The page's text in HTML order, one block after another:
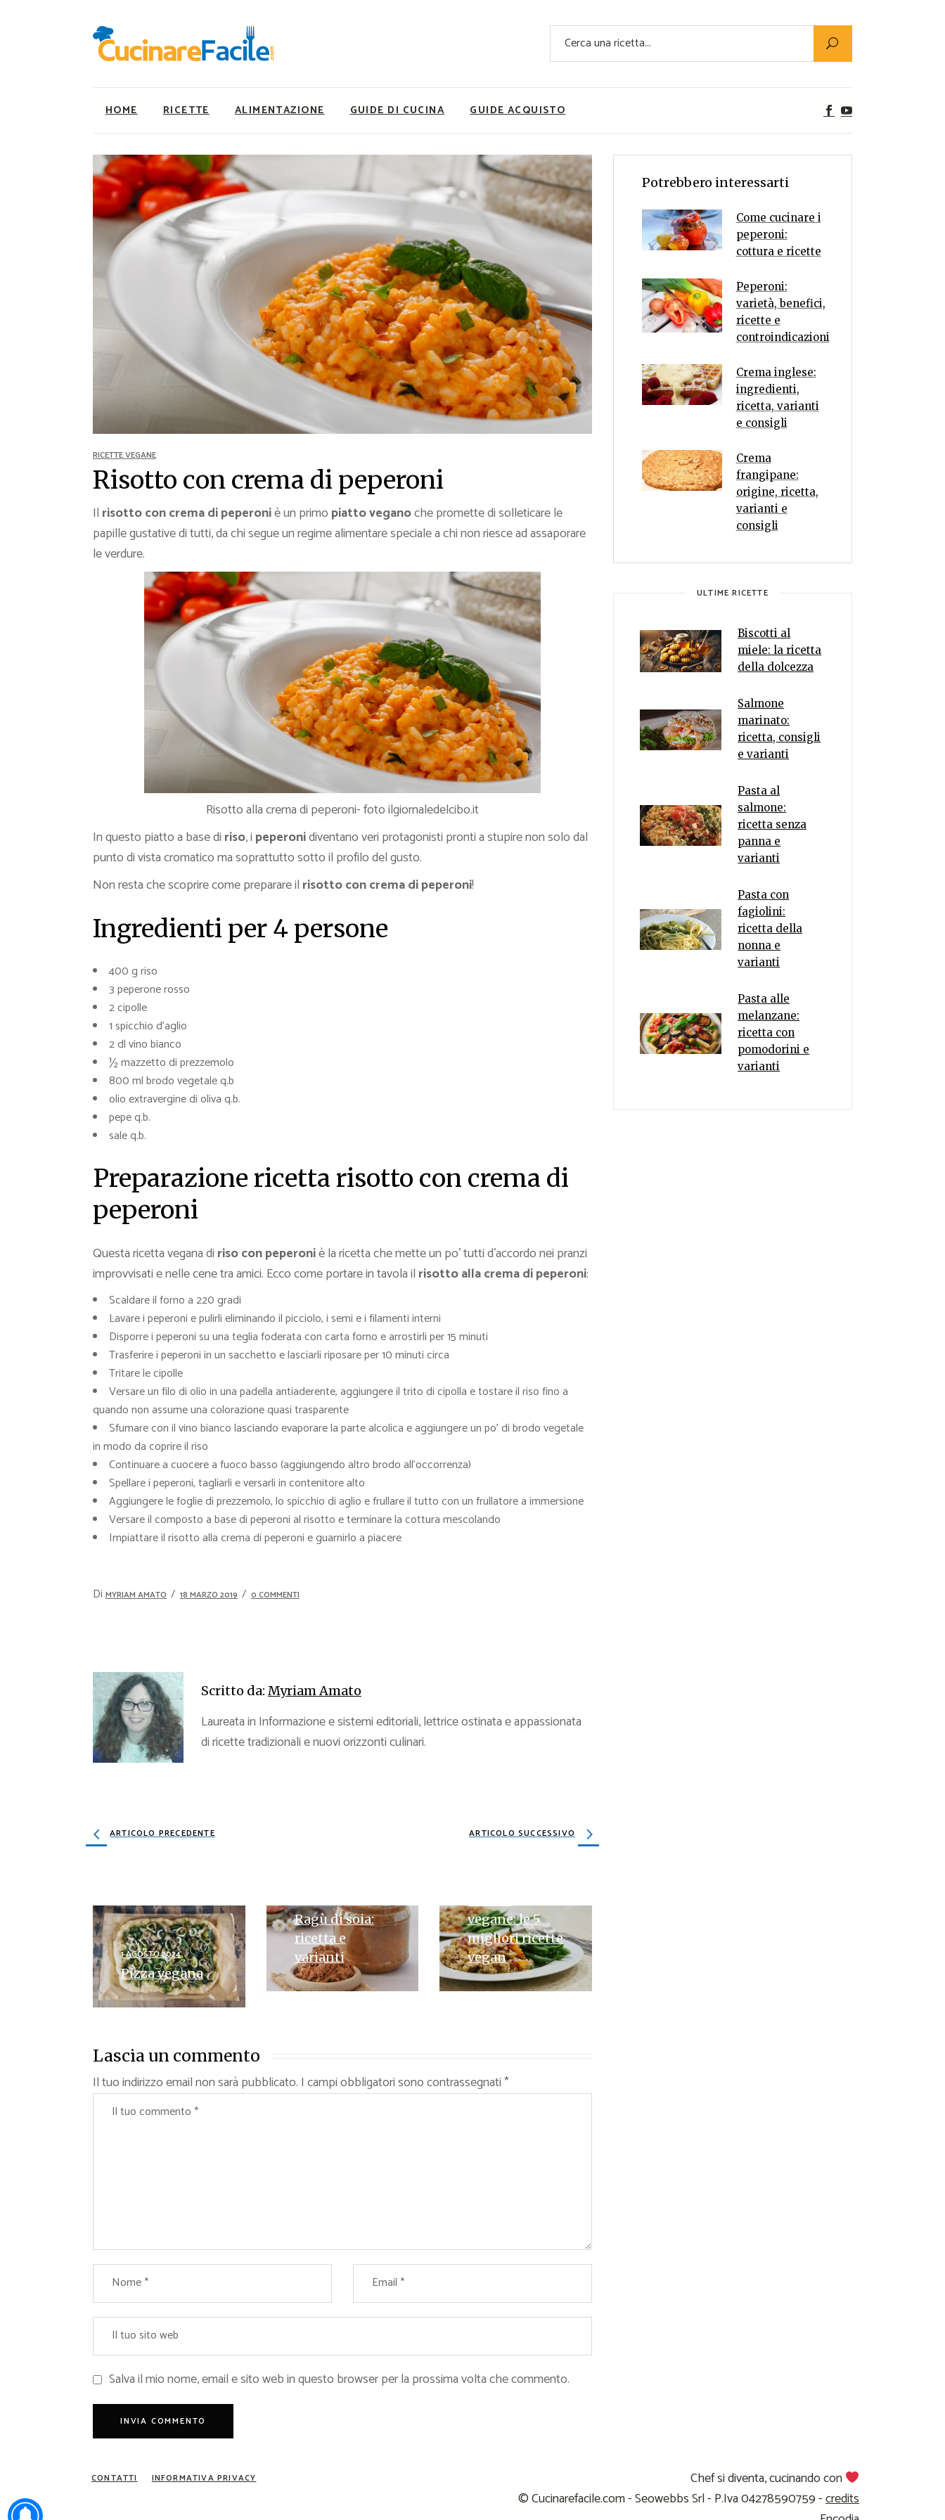
Cerca
HOME RICETTE
Ricette Facili e Veloci
Ricette Primi Piatti
Ricette Antipasti
Ricette Dolci
Ricette Carne
Ricette Secondi
Ricette Pizze e Rustici
Ricette Contorni
Ricette Piatti unici
Ricette Pesce
Video Ricette
Ricette per Ingrediente
ALIMENTAZIONE
Utility
Super Alimenti
Nutrizionista a tavola
Ricette Vegetariane
Ricette Vegane
GUIDE DI CUCINA GUIDE ACQUISTO
Ricette Facili e Veloci
Ricette Primi Piatti
Ricette Dolci
Ricette Carne
Ricette Secondi
Ricette Pizze e Rustici
Ricette Contorni
Ricette Piatti unici
Ricette Pesce
Ricette per Ingrediente
Utility
Super Alimenti
Ricette Vegetariane
Rumors
RICETTE VEGANE
Risotto con crema di peperoni
Il risotto con crema di peperoniè un primo piatto veganoche promette di solleticare le
papille gustative di tutti, da chi segue un regime alimentare speciale a chi non riesce ad assaporare
le verdure.
Risotto alla crema di peperoni- foto ilgiornaledelcibo.it
In questo piatto a base di riso, i peperonidiventano veri protagonisti pronti a stupire non solo dal
punto di vista cromatico ma soprattutto sotto il profilo del gusto.
Non resta che scoprire come preparare il risotto con crema di peperoni!
Ingredienti per 4 persone
400 g riso
3 peperone rosso
2 cipolle
1 spicchio d’aglio
2 dl vino bianco
½ mazzetto di prezzemolo
800 ml brodo vegetale q.b
olio extravergine di oliva q.b.
pepe q.b.
sale q.b.
Preparazione ricetta risotto con crema di
peperoni
Questa ricetta vegana di riso con peperoniè la ricetta che mette un po’ tutti d’accordo nei pranzi
improvvisati e nelle cene tra amici. Ecco come portare in tavola il risotto alla crema di peperoni:
Scaldare il forno a 220 gradi
Lavare i peperoni e pulirli eliminando il picciolo, i semi e i filamenti interni
Disporre i peperoni su una teglia foderata con carta forno e arrostirli per 15 minuti
Trasferire i peperoni in un sacchetto e lasciarli riposare per 10 minuti circa
Tritare le cipolle
Versare un filo di olio in una padella antiaderente, aggiungere il trito di cipolla e tostare il riso fino a
quando non assume una colorazione quasi trasparente
Sfumare con il vino bianco lasciando evaporare la parte alcolica e aggiungere un po’ di brodo vegetale
in modo da coprire il riso
Continuare a cuocere a fuoco basso (aggiungendo altro brodo all’occorrenza)
Spellare i peperoni, tagliarli e versarli in contenitore alto
Aggiungere le foglie di prezzemolo, lo spicchio di aglio e frullare il tutto con un frullatore a immersione
Versare il composto a base di peperoni al risotto e terminare la cottura mescolando
Impiattare il risotto alla crema di peperoni e guarnirlo a piacere
Di MYRIAM AMATO 18 MARZO 2019 0 COMMENTI
Scritto da: Myriam Amato
Laureata in Informazione e sistemi editoriali, lettrice ostinata e appassionata
di ricette tradizionali e nuovi orizzonti culinari.
ARTICOLO PRECEDENTE ARTICOLO SUCCESSIVO
1 AGOSTO 2024
Pizza vegana
Ragù di soia:
ricetta e
varianti
vegane: le 5
migliori ricette
vegan
Lascia un commento
Il tuo indirizzo email non sarà pubblicato. I campi obbligatori sono contrassegnati*
Salva il mio nome, email e sito web in questo browser per la prossima volta che commento.
Potrebbero interessarti
Come cucinare i
peperoni:
cottura e ricette
Peperoni:
varietà, benefici,
ricette e
controindicazioni
Crema inglese:
ingredienti,
ricetta, varianti
e consigli
Crema
frangipane:
origine, ricetta,
varianti e
consigli
ULTIME RICETTE
Biscotti al
miele: la ricetta
della dolcezza
Salmone
marinato:
ricetta, consigli
e varianti
Pasta al
salmone:
ricetta senza
panna e
varianti
Pasta con
fagiolini:
ricetta della
nonna e
varianti
Pasta alle
melanzane:
ricetta con
pomodorini e
varianti
CONTATTI INFORMATIVA PRIVACY
Chef si diventa, cucinando con
© Cucinarefacile.com - Seowebbs Srl - P.Iva 04278590759 -credits